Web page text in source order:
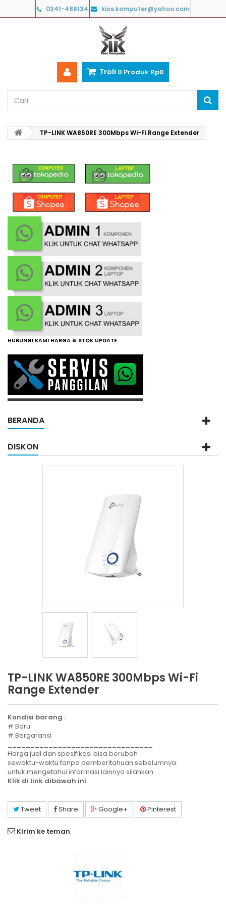
0341-488134 kios.komputer@yahoo.com
Troli 0 Produk Rp‎0
TP-LINK WA850RE 300Mbps Wi-Fi Range Extender
HUBUNGI KAMI HARGA & STOK UPDATE
BERANDA
DISKON
TP-LINK WA850RE 300Mbps Wi-Fi
Range Extender
Kondisi barang :
# Baru
# Bergaransi
Harga jual dan spesifikasi bisa berubah
sewaktu-waktu tanpa pemberitahuan sebelumnya.
untuk mengetahui informasi lainnya silahkan
Klik di link dibawah ini.
Tweet Share Google+ Pinterest
Kirim ke teman